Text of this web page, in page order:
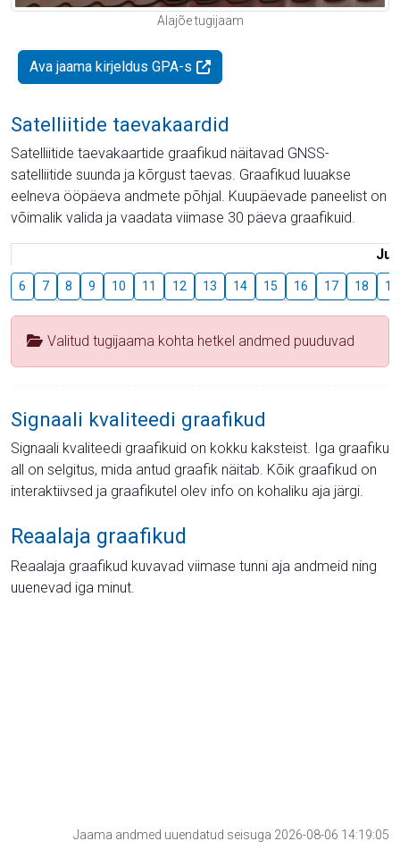
Alajõe tugijaam
Ava jaama kirjeldus GPA-s
Satelliitide taevakaardid
Satelliitide taevakaartide graafikud näitavad GNSS-
satelliitide suunda ja kõrgust taevas. Graafikud luuakse
eelneva ööpäeva andmete põhjal. Kuupäevade paneelist on
võimalik valida ja vaadata viimase 30 päeva graafikuid.
6 7 8 9 10 11 12 13 14 15 16 17 18 19
Valitud tugijaama kohta hetkel andmed puuduvad
Signaali kvaliteedi graafikud
Signaali kvaliteedi graafikuid on kokku kaksteist. Iga graafiku
all on selgitus, mida antud graafik näitab. Kõik graafikud on
interaktiivsed ja graafikutel olev info on kohaliku aja järgi.
Reaalaja graafikud
Reaalaja graafikud kuvavad viimase tunni aja andmeid ning
uuenevad iga minut.
Jaama andmed uuendatud seisuga 2026-08-06 14:19:05